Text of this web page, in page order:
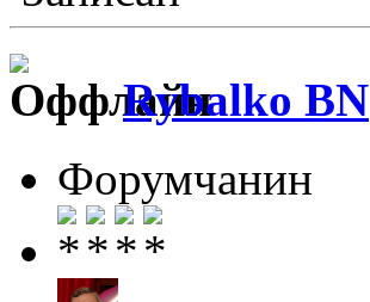
Rybalko BN
Форумчанин